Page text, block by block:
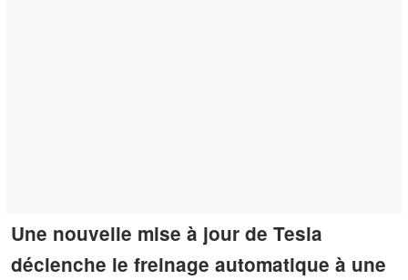
Une nouvelle mise à jour de Tesla
déclenche le freinage automatique à une